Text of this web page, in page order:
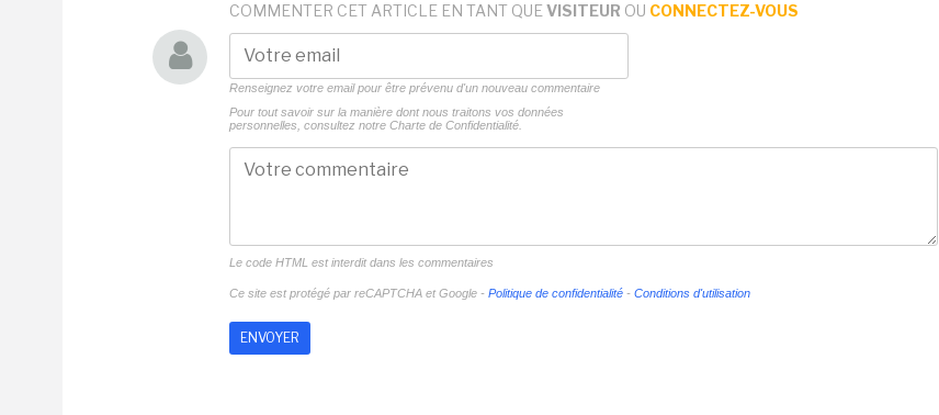
COMMENTER CET ARTICLE EN TANT QUE VISITEUR OU CONNECTEZ-VOUS
Renseignez votre email pour être prévenu d'un nouveau commentaire
Pour tout savoir sur la manière dont nous traitons vos données
personnelles, consultez notre Charte de Confidentialité.
Le code HTML est interdit dans les commentaires
Ce site est protégé par reCAPTCHA et Google - Politique de confidentialité - Conditions d'utilisation